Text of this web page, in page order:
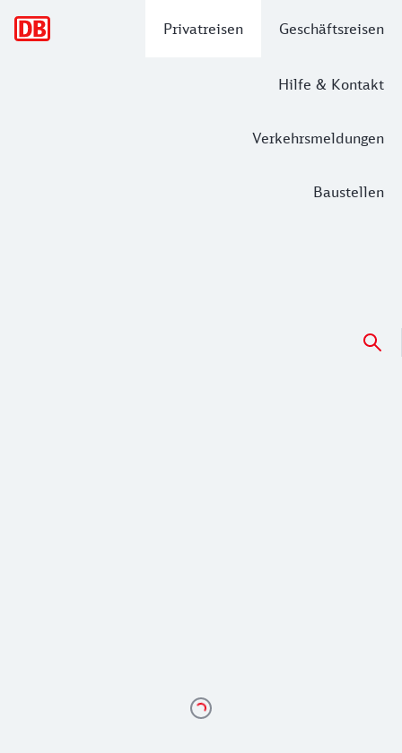
Privatreisen Geschäftsreisen
Hilfe & Kontakt
Verkehrsmeldungen
Baustellen